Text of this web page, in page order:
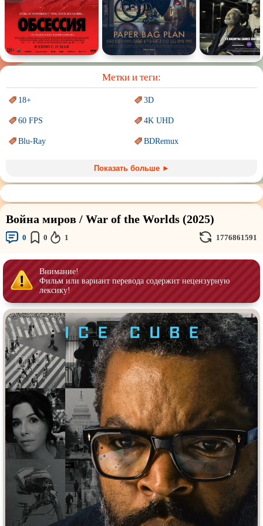
Спектакль Сказка Немое кино Для взрослых
Метки и теги:
18+ 3D
60 FPS 4K UHD
Blu-Ray BDRemux
Sci-Fi (Научнаяфантастика) Trash (трэш) movies
Авангард иСюрреализм Ангелы и Демоны
Аниме Антиутопия
Врачи
Коллекция Комикс
Маги и Волшебники Наркотики
Новогодние Основанное нареальных
событиях
Параллельные миры
ПереводГоблина
ПереводКубик в Кубе Перевод Кураж-Бамбей
Пеплум Подростковая жестокость
Постапокалипсис Призраки
Про акул Про апокалипсис
Про богатых Про богов
Про вампиров Про ведьм
Про викингов Про выживание
Про гангстеров Про гонки
Показать больше ►
Война миров / War of the Worlds (2025)
0 0 1 1776861591
Внимание!
Фильм или вариант перевода содержит нецензурную
лексику!